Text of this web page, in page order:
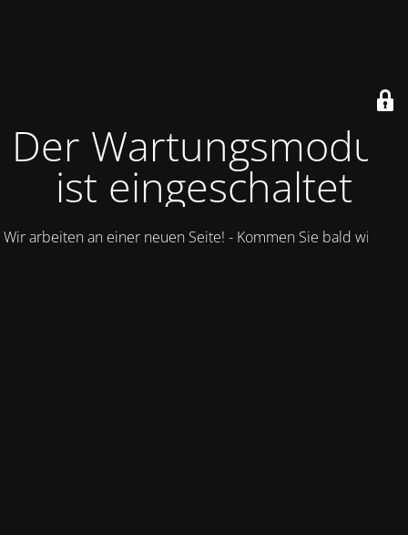
Der Wartungsmodus
ist eingeschaltet
Wir arbeiten an einer neuen Seite! - Kommen Sie bald wieder.